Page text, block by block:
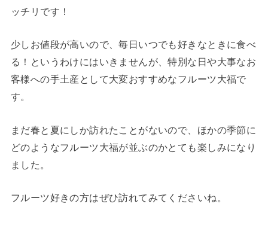
ッチリです！
少しお値段が高いので、毎日いつでも好きなときに食べ
る！というわけにはいきませんが、特別な日や大事なお
客様への手土産として大変おすすめなフルーツ大福で
す。
まだ春と夏にしか訪れたことがないので、ほかの季節に
どのようなフルーツ大福が並ぶのかとても楽しみになり
ました。
フルーツ好きの方はぜひ訪れてみてくださいね。